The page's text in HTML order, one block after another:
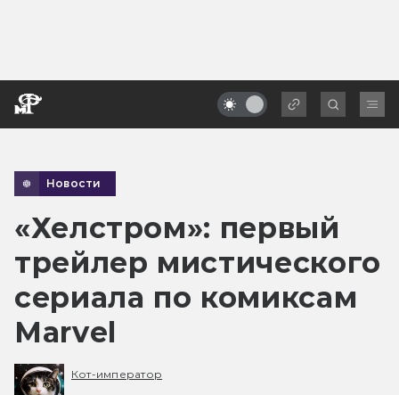
Новости
«Хелстром»: первый
трейлер мистического
сериала по комиксам
Marvel
Кот-император